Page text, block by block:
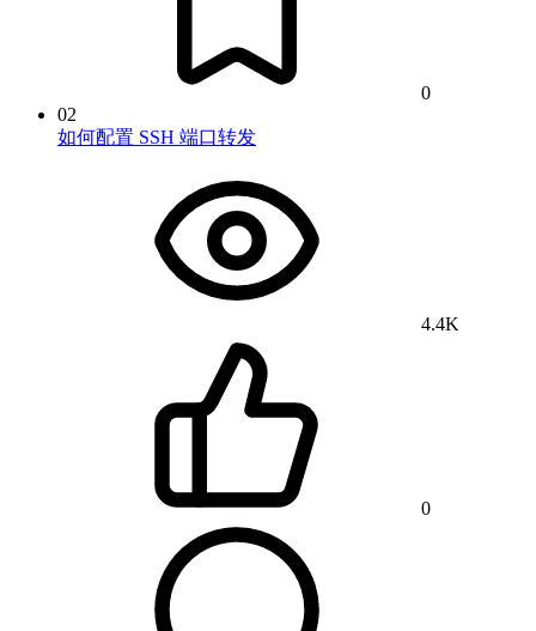
0
02
如何配置 SSH 端口转发
4.4K
0